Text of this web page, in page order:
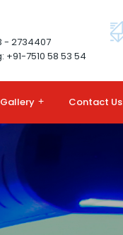
- 2734407
+91-7510 58 53 54
Gallery + Contact Us